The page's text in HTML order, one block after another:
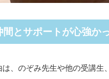
間とサポートが心強か
は、のぞみ先生や他の受講生